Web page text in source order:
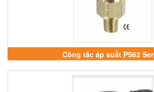
Công tắc áp suất PS62